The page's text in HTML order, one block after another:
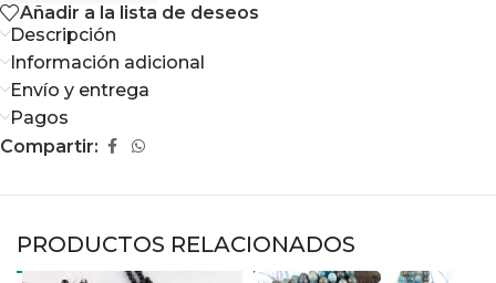
Añadir a la lista de deseos
Descripción
Información adicional
Envío y entrega
Pagos
Compartir:
PRODUCTOS RELACIONADOS